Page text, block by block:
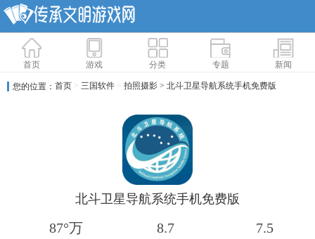
首页 游戏 分类 专题 新闻
您的位置： 首页 > 三国软件 > 拍照摄影 > 北斗卫星导航系统手机免费版
北斗卫星导航系统手机免费版
87°万 8.7 7.5